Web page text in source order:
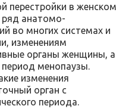
перестройки в женском
ряд анатомо-
во многих системах и
изменениям
органы женщины, а
менопаузы.
изменения
орган с
периода.